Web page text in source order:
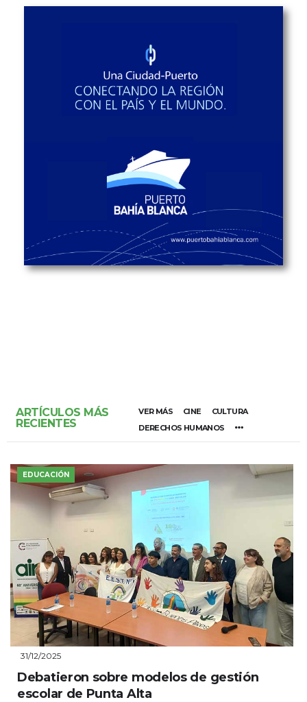
ARTÍCULOS MÁS
RECIENTES
VER MÁS CINE
CULTURA
DERECHOS HUMANOS
EDUCACIÓN
31/12/2025
Debatieron sobre modelos de gestión
escolar de Punta Alta